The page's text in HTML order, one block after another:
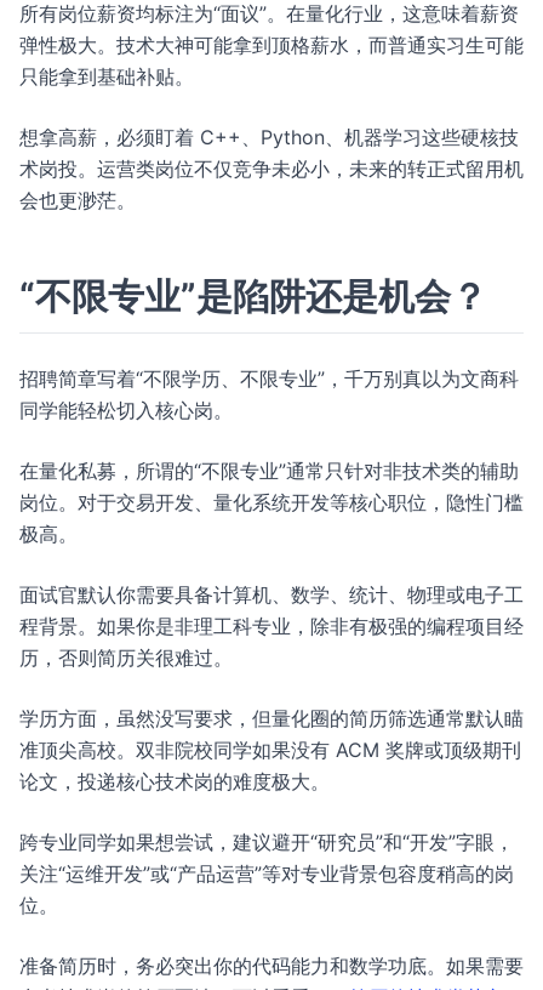
所有岗位薪资均标注为“面议”。在量化行业，这意味着薪资
弹性极大。技术大神可能拿到顶格薪水，而普通实习生可能
只能拿到基础补贴。
想拿高薪，必须盯着 C++、Python、机器学习这些硬核技
术岗投。运营类岗位不仅竞争未必小，未来的转正式留用机
会也更渺茫。
“不限专业”是陷阱还是机会？
招聘简章写着“不限学历、不限专业”，千万别真以为文商科
同学能轻松切入核心岗。
在量化私募，所谓的“不限专业”通常只针对非技术类的辅助
岗位。对于交易开发、量化系统开发等核心职位，隐性门槛
极高。
面试官默认你需要具备计算机、数学、统计、物理或电子工
程背景。如果你是非理工科专业，除非有极强的编程项目经
历，否则简历关很难过。
学历方面，虽然没写要求，但量化圈的简历筛选通常默认瞄
准顶尖高校。双非院校同学如果没有 ACM 奖牌或顶级期刊
论文，投递核心技术岗的难度极大。
跨专业同学如果想尝试，建议避开“研究员”和“开发”字眼，
关注“运维开发”或“产品运营”等对专业背景包容度稍高的岗
位。
准备简历时，务必突出你的代码能力和数学功底。如果需要